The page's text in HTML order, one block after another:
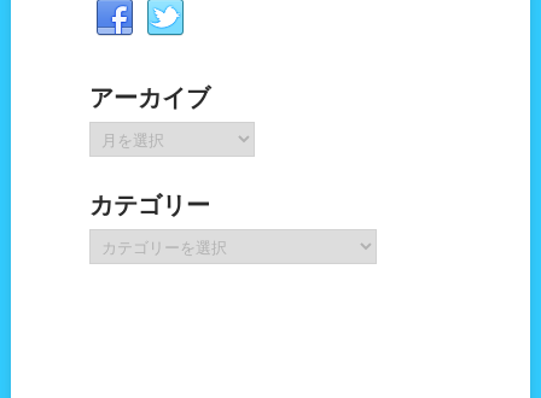
アーカイブ
ー
イ
ブ
カテゴリー
テ